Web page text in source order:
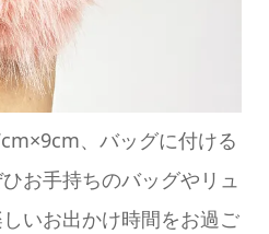
、バッグに付ける
お手持ちのバッグやリュ
いお出かけ時間をお過ご